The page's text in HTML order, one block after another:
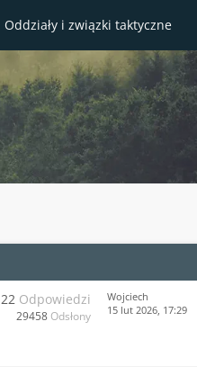
Oddziały i związki taktyczne
22 Odpowiedzi
29458 Odsłony
Wojciech
15 lut 2026, 17:29